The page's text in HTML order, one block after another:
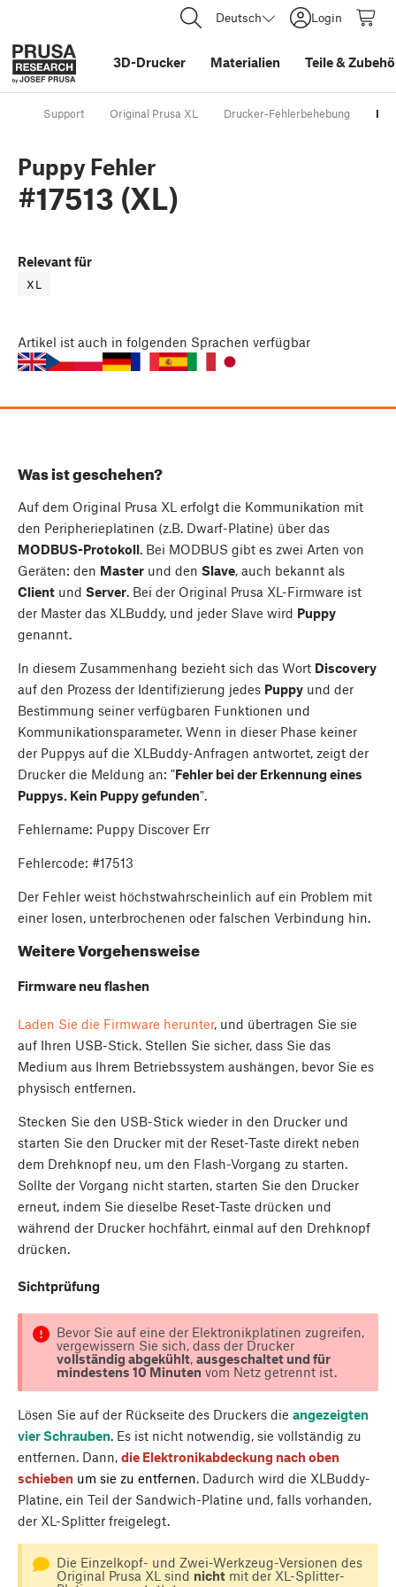
Deutsch Login
3D-Drucker Materialien Teile&
Support Original Prusa XL Drucker-Fehlerbehebung
Puppy Fehler
#17513 (XL)
Relevant für
XL
Artikel ist auch in folgenden Sprachen verfügbar
Was ist geschehen?
Auf dem Original Prusa XL erfolgt die Kommunikation mit
den Peripherieplatinen (z.B. Dwarf-Platine) über das
MODBUS-Protokoll. Bei MODBUS gibt es zwei Arten von
Geräten: den Master und den Slave, auch bekannt als
Client und Server. Bei der Original Prusa XL-Firmware ist
der Master das XLBuddy, und jeder Slave wird Puppy
genannt.
In diesem Zusammenhang bezieht sich das Wort Discovery
auf den Prozess der Identifizierung jedes Puppy und der
Bestimmung seiner verfügbaren Funktionen und
Kommunikationsparameter. Wenn in dieser Phase keiner
der Puppys auf die XLBuddy-Anfragen antwortet, zeigt der
Drucker die Meldung an: "Fehler bei der Erkennung eines
Puppys. Kein Puppy gefunden".
Fehlername: Puppy Discover Err
Fehlercode: #17513
Der Fehler weist höchstwahrscheinlich auf ein Problem mit
einer losen, unterbrochenen oder falschen Verbindung hin.
Weitere Vorgehensweise
Firmware neu flashen
Laden Sie die Firmware herunter, und übertragen Sie sie
auf Ihren USB-Stick. Stellen Sie sicher, dass Sie das
Medium aus Ihrem Betriebssystem aushängen, bevor Sie es
physisch entfernen.
Stecken Sie den USB-Stick wieder in den Drucker und
starten Sie den Drucker mit der Reset-Taste direkt neben
dem Drehknopf neu, um den Flash-Vorgang zu starten.
Sollte der Vorgang nicht starten, starten Sie den Drucker
erneut, indem Sie dieselbe Reset-Taste drücken und
während der Drucker hochfährt, einmal auf den Drehknopf
drücken.
Sichtprüfung
Bevor Sie auf eine der Elektronikplatinen zugreifen,
vergewissern Sie sich, dass der Drucker
vollständig abgekühlt, ausgeschaltet und für
mindestens 10 Minuten vom Netz getrennt ist.
Lösen Sie auf der Rückseite des Druckers die angezeigten
vier Schrauben. Es ist nicht notwendig, sie vollständig zu
entfernen. Dann, die Elektronikabdeckung nach oben
schieben um sie zu entfernen. Dadurch wird die XLBuddy-
Platine, ein Teil der Sandwich-Platine und, falls vorhanden,
der XL-Splitter freigelegt.
Die Einzelkopf- und Zwei-Werkzeug-Versionen des
Original Prusa XL sind nichtmit der XL-Splitter-